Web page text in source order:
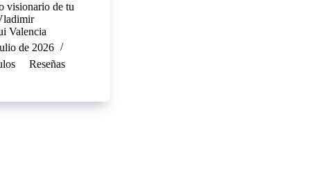
visionario de tu
Valencia
de 2026
Reseñas